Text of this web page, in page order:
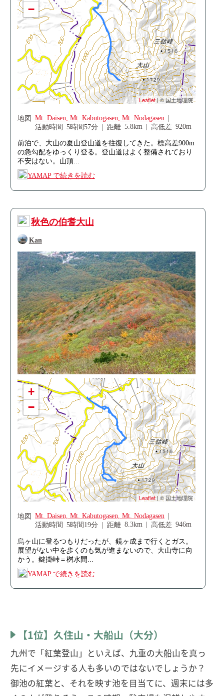
【1位】久住山・大船山（大分）
九州で「紅葉登山」といえば、九重の大船山を真っ
先にイメージする人も多いのではないでしょうか？
御池の紅葉と、それを映す池を目当てに、週末には多